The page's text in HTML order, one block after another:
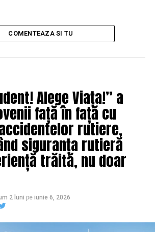
COMENTEAZA SI TU
Alege Viața!” a
față în față cu
rutiere,
siguranța rutieră
trăită, nu doar
2 luni pe iunie 6, 2026